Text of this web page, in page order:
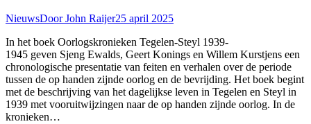
NieuwsDoorJohn Raijer25 april 2025
In het boek Oorlogskronieken Tegelen-Steyl 1939-
1945 geven Sjeng Ewalds, Geert Konings en Willem Kurstjens een
chronologische presentatie van feiten en verhalen over de periode
tussen de op handen zijnde oorlog en de bevrijding. Het boek begint
met de beschrijving van het dagelijkse leven in Tegelen en Steyl in
1939 met vooruitwijzingen naar de op handen zijnde oorlog. In de
kronieken…